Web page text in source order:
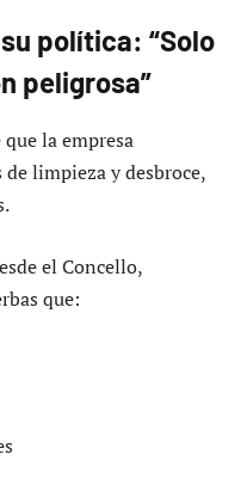
política: “Solo
peligrosa”
la empresa
limpieza y desbroce,
el Concello,
que: